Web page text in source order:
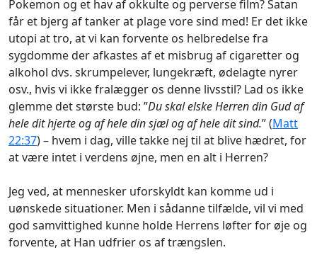
Pokemon og et hav af okkulte og perverse film? Satan
får et bjerg af tanker at plage vore sind med! Er det ikke
utopi at tro, at vi kan forvente os helbredelse fra
sygdomme der afkastes af et misbrug af cigaretter og
alkohol dvs. skrumpelever, lungekræft, ødelagte nyrer
osv., hvis vi ikke fralægger os denne livsstil? Lad os ikke
glemme det største bud: ”Du skal elske Herren din Gud af
hele dit hjerte og af hele din sjæl og af hele dit sind.” (Matt
22:37) – hvem i dag, ville takke nej til at blive hædret, for
at være intet i verdens øjne, men en alt i Herren?
Jeg ved, at mennesker uforskyldt kan komme ud i
uønskede situationer. Men i sådanne tilfælde, vil vi med
god samvittighed kunne holde Herrens løfter for øje og
forvente, at Han udfrier os af trængslen.